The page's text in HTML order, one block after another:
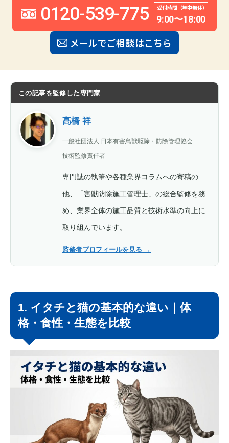
0120-539-775 受付時間（年中無休）
9:00〜18:00
メールでご相談はこちら
この記事を監修した専門家
髙橋 祥
一般社団法人 日本有害鳥獣駆除・防除管理協会
技術監修責任者
専門誌の執筆や各種業界コラムへの寄稿の
他、「害獣防除施工管理士」の総合監修を務
め、業界全体の施工品質と技術水準の向上に
取り組んでいます。
監修者プロフィールを見る →
1. イタチと猫の基本的な違い｜体
格・食性・生態を比較